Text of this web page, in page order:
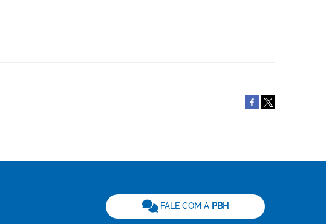
FALE COM A PBH